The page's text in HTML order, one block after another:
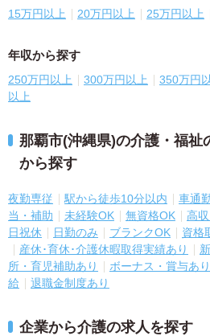
15万円以上 20万円以上 25万円以上
年収から探す
250万円以上 300万円以上 350万円
以上
那覇市(沖縄県)の介護・福祉
から探す
夜勤専従 駅から徒歩10分以内 車通
当・補助
未経験OK 無資格OK 高収
日祝休
日勤のみ ブランクOK 資格
産休･育休･介護休暇取得実績あり
所・育児補助あり
ボーナス・賞与あり
給
退職金制度あり
企業から介護の求人を探す